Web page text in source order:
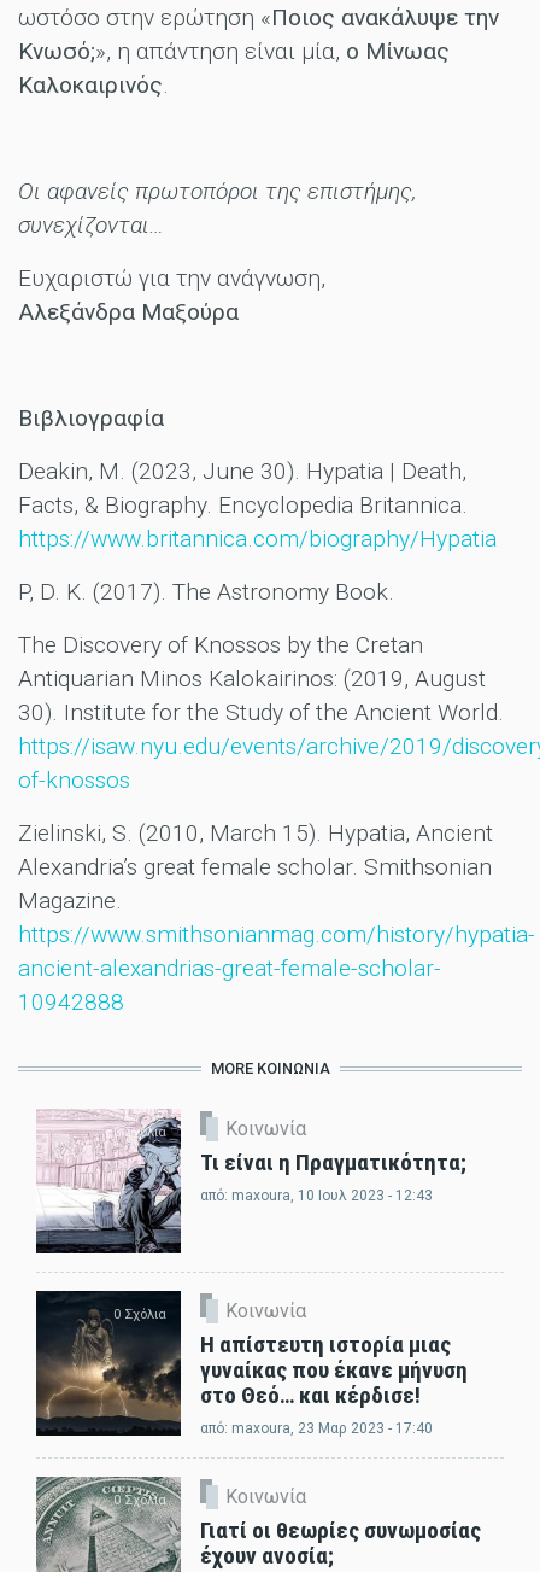
ωστόσο στην ερώτηση «Ποιος ανακάλυψε την
Κνωσό;», η απάντηση είναι μία, ο Μίνωας
Καλοκαιρινός.
Οι αφανείς πρωτοπόροι της επιστήμης,
συνεχίζονται…
Ευχαριστώ για την ανάγνωση,
Αλεξάνδρα Μαξούρα
Βιβλιογραφία
Deakin, M. (2023, June 30). Hypatia | Death,
Facts, & Biography. Encyclopedia Britannica.
https://www.britannica.com/biography/Hypatia
P, D. K. (2017). The Astronomy Book.
The Discovery of Knossos by the Cretan
Antiquarian Minos Kalokairinos: (2019, August
30). Institute for the Study of the Ancient World.
https://isaw.nyu.edu/events/archive/2019/
of-knossos
Zielinski, S. (2010, March 15). Hypatia, Ancient
Alexandria’s great female scholar. Smithsonian
Magazine.
https://www.smithsonianmag.com/history/hypatia-
ancient-alexandrias-great-female-scholar-
10942888
MORE ΚΟΙΝΩΝΊΑ
0 Σχόλια Κοινωνία
Τι είναι η Πραγματικότητα;
από: maxoura, 10 Ιουλ 2023 - 12:43
0 Σχόλια Κοινωνία
Η απίστευτη ιστορία μιας
γυναίκας που έκανε μήνυση
στο Θεό… και κέρδισε!
από: maxoura, 23 Μαρ 2023 - 17:40
0 Σχόλια Κοινωνία
Γιατί οι θεωρίες συνωμοσίας
έχουν ανοσία;